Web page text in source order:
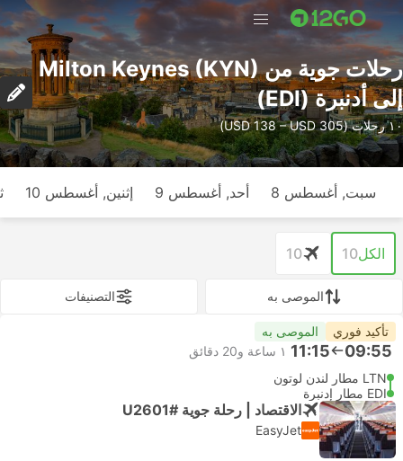
رحلات جوية من Milton Keynes (KYN)
إلى أدنبرة (EDI)
١٠ رحلات (USD 138 – USD 305)
سبت, أغسطس 8 أحد, أغسطس 9 إثنين, أغسطس 10
الكل10
10
الموصى به التصنيفات
تأكيد فوري الموصى به
09:55
11:15 ١ ساعة و‫20 دقائق
LTN مطار لندن لوتون
EDI مطار إدنبرة
الاقتصاد | رحلة جوية #U2601
EasyJet